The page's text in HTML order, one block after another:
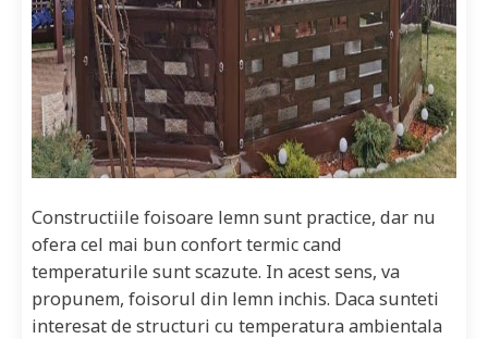
Constructiile foisoare lemn sunt practice, dar nu
ofera cel mai bun confort termic cand
temperaturile sunt scazute. In acest sens, va
propunem, foisorul din lemn inchis. Daca sunteti
interesat de structuri cu temperatura ambientala